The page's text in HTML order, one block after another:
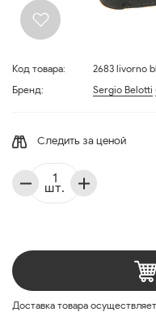
Код товара:
2683 livorno
Бренд:
Sergio Belotti
Следить за ценой
шт.
Доставка товара